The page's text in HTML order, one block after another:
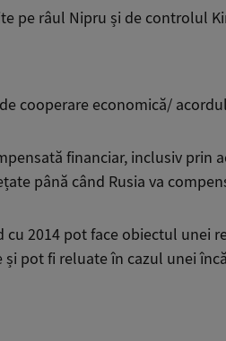
pe râul Nipru și de controlul
cooperare economică/
financiar, inclusiv prin
până când Rusia va
cu 2014 pot face obiectul unei
pot fi reluate în cazul unei